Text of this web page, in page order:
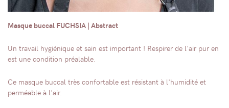
Masque buccal FUCHSIA | Abstract
Un travail hygiénique et sain est important ! Respirer de l'air pur en
est une condition préalable.
Ce masque buccal très confortable est résistant à l'humidité et
perméable à l'air.